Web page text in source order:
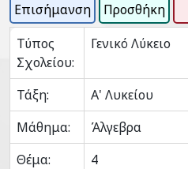
Επισήμανση Προσθήκη
Τύπος
Σχολείου:
Γενικό Λύκειο
Τάξη:
Α' Λυκείου
Μάθημα:
Άλγεβρα
Θέμα:
4